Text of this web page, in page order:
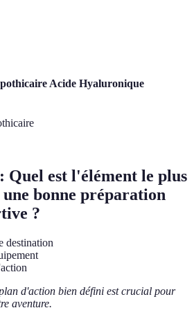
Acide Hyaluronique
Quel est l'élément le plus
bonne préparation
?
destination
d'action bien défini est crucial pour
aventure.